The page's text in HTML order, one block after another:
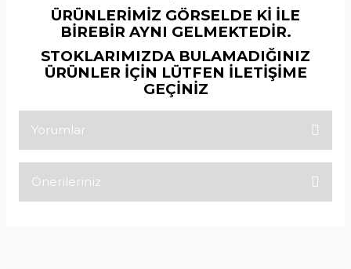
ÜRÜNLERİMİZ GÖRSELDE Kİ İLE
BİREBİR AYNI GELMEKTEDİR.
STOKLARIMIZDA BULAMADIĞINIZ
ÜRÜNLER İÇİN LÜTFEN İLETİŞİME
GEÇİNİZ
Yorumlar
Önerileriniz